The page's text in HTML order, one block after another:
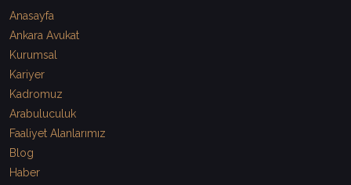
Anasayfa
Ankara Avukat
Kurumsal
Kariyer
Kadromuz
Arabuluculuk
Faaliyet Alanlarımız
Blog
Haber